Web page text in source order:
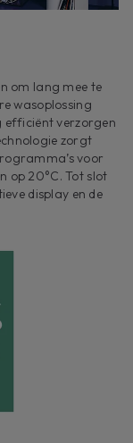
om lang mee te
wasoplossing
efficiënt verzorgen
zorgt
voor
op 20°C. Tot slot
display en de